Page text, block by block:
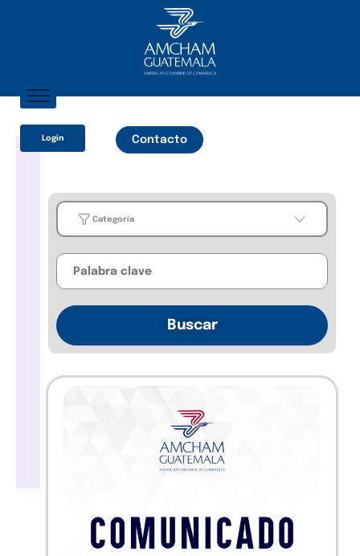
Sobre Nosotros
¿Qué Ofrecemos?
Login Contacto
Categoría
Uncategorized
Buscar